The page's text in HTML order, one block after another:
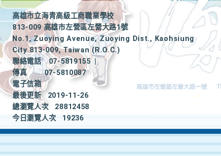
高雄市立海青高級工商職業學校
813-009 高雄市左營區左營大路1號
No.1, Zuoying Avenue, Zuoying Dist., Kaohsiung
City 813-009, Taiwan (R.O.C.)
聯絡電話
07-5819155
|
傳真
07-5810087
電子信箱
最後更新
2019-11-26
總瀏覽人次
28812458
今日瀏覽人次
19236